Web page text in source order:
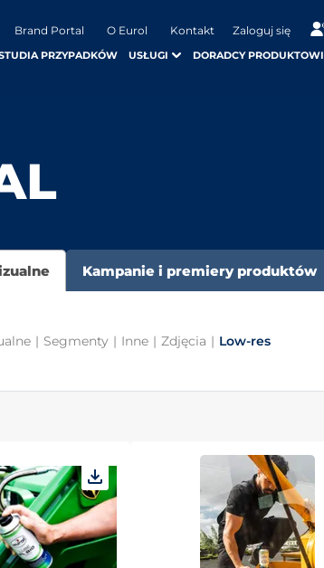
Brand Portal O Eurol Kontakt Zaloguj się
PRZYPADKÓW USŁUGI DORADCY PRODUKTOWI
Kampanie i premiery produktów
| Segmenty | Inne | Zdjęcia | Low-res